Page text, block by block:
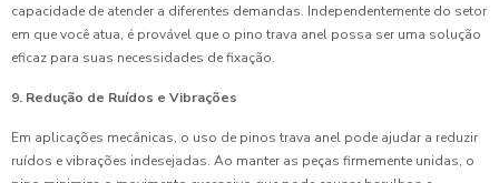
capacidade de atender a diferentes demandas. Independentemente do setor
em que você atua, é provável que o pino trava anel possa ser uma solução
eficaz para suas necessidades de fixação.
9. Redução de Ruídos e Vibrações
Em aplicações mecânicas, o uso de pinos trava anel pode ajudar a reduzir
ruídos e vibrações indesejadas. Ao manter as peças firmemente unidas, o